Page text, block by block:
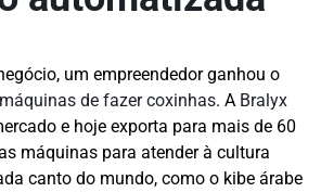
um empreendedor ganhou o
máquinas de fazer coxinhas. A Bralyx
e hoje exporta para mais de 60
máquinas para atender à cultura
canto do mundo, como o kibe árabe